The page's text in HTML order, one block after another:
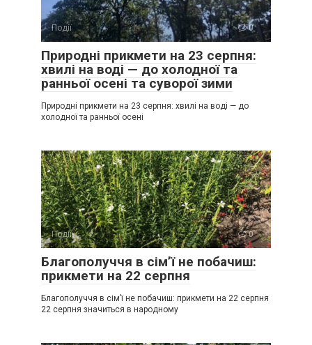
Події 0
Природні прикмети на 23 серпня:
хвилі на воді — до холодної та
ранньої осені та суворої зими
Природні прикмети на 23 серпня: хвилі на воді — до
холодної та ранньої осені
Події 0
Благополуччя в сім’ї не побачиш:
прикмети на 22 серпня
Благополуччя в сім’ї не побачиш: прикмети на 22 серпня
22 серпня значиться в народному